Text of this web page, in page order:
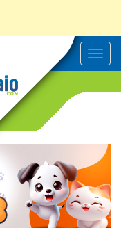
T
o
v
g
t
i
o
n